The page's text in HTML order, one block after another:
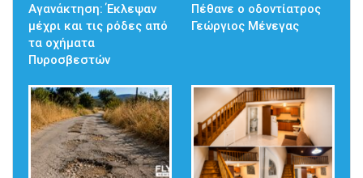
Αγανάκτηση: Έκλεψαν
μέχρι και τις ρόδες από
τα οχήματα
Πυροσβεστών
Πέθανε ο οδοντίατρος
Γεώργιος Μένεγας